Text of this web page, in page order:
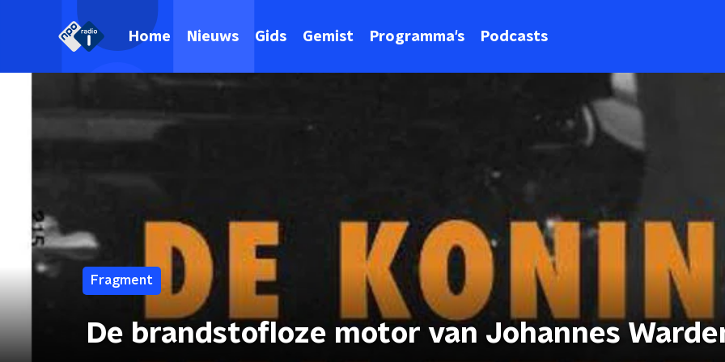
Home Nieuws Gids Gemist Programma's Podcasts
Fragment
De brandstofloze motor van Johannes